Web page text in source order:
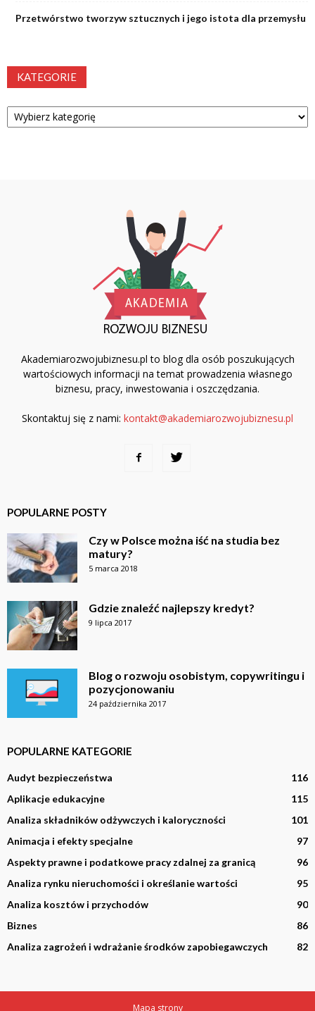
Przetwórstwo tworzyw sztucznych i jego istota dla przemysłu
KATEGORIE
Kategorie
Akademiarozwojubiznesu.pl to blog dla osób poszukujących
wartościowych informacji na temat prowadzenia własnego
biznesu, pracy, inwestowania i oszczędzania.
Skontaktuj się z nami: kontakt@akademiarozwojubiznesu.pl
POPULARNE POSTY
Czy w Polsce można iść na studia bez
matury?
5 marca 2018
Gdzie znaleźć najlepszy kredyt?
9 lipca 2017
Blog o rozwoju osobistym, copywritingu i
pozycjonowaniu
24 października 2017
POPULARNE KATEGORIE
Audyt bezpieczeństwa
116
Aplikacje edukacyjne
115
Analiza składników odżywczych i kaloryczności
101
Animacja i efekty specjalne
97
Aspekty prawne i podatkowe pracy zdalnej za granicą
96
Analiza rynku nieruchomości i określanie wartości
95
Analiza kosztów i przychodów
90
Biznes
86
Analiza zagrożeń i wdrażanie środków zapobiegawczych
82
Mapa strony